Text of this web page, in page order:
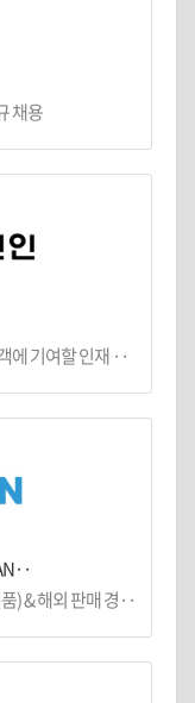
채용
에 기여할 인재 ··
) & 해외 판매 경··